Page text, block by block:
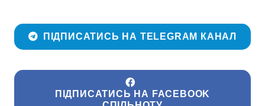
ПІДПИСАТИСЬ НА TELEGRAM КАНАЛ
ПІДПИСАТИСЬ НА FACEBOOK